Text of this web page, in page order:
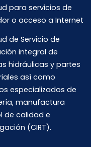
para servicios de
o acceso a Internet
de Servicio de
integral de
hidráulicas y partes
así como
especializados de
manufactura
de calidad e
(CIRT).